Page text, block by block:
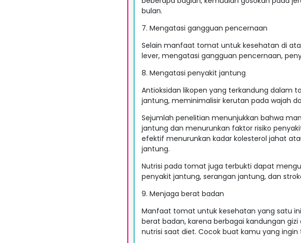
bulan.
7. Mengatasi gangguan pencernaan
Selain manfaat tomat untuk kesehatan di
lever, mengatasi gangguan pencernaan,
8. Mengatasi penyakit jantung
Antioksidan likopen yang terkandung dalam
jantung, meminimalisir kerutan pada wajah
Sejumlah penelitian menunjukkan bahwa
jantung dan menurunkan faktor risiko
efektif menurunkan kadar kolesterol jahat
jantung.
Nutrisi pada tomat juga terbukti dapat
penyakit jantung, serangan jantung, dan
9. Menjaga berat badan
Manfaat tomat untuk kesehatan yang satu
berat badan, karena berbagai kandungan
nutrisi saat diet. Cocok buat kamu yang ingin